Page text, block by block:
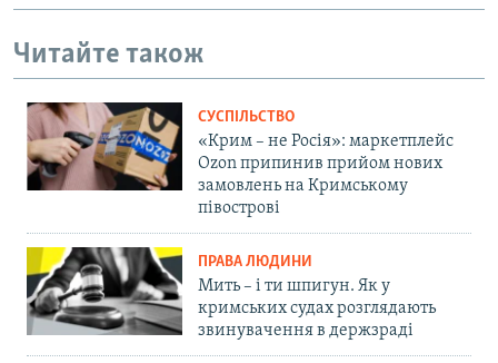
Читайте також
СУСПІЛЬСТВО
«Крим – не Росія»: маркетплейс
Ozon припинив прийом нових
замовлень на Кримському
півострові
ПРАВА ЛЮДИНИ
Мить – і ти шпигун. Як у
кримських судах розглядають
звинувачення в держзраді